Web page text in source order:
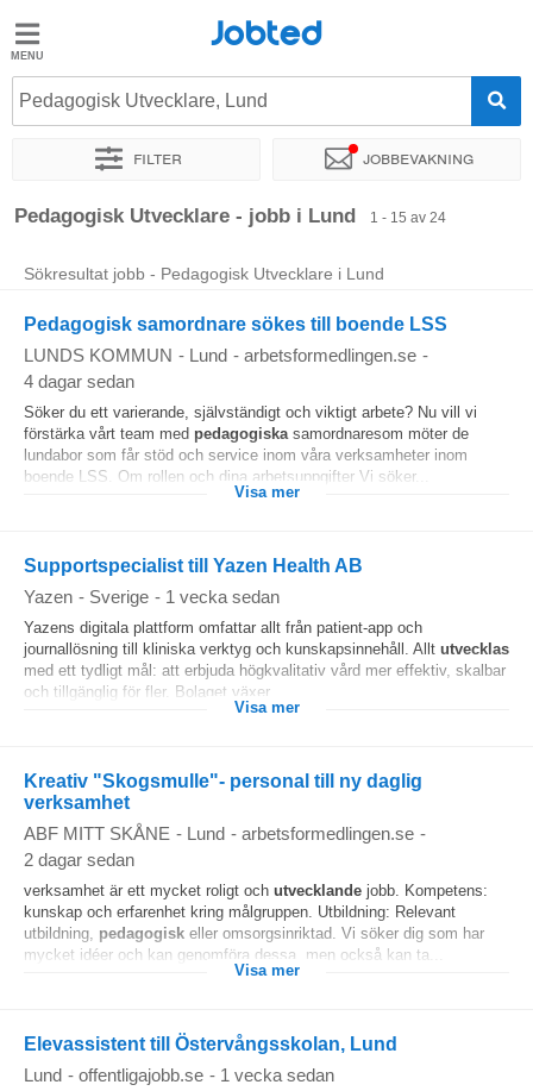
Jobted
Jobb
Jobted
Pedagogisk Utvecklare, Lund
Filter Jobbevakning
Sortera efter Exakt plats Företag Rekryterare
Pedagogisk Utvecklare - jobb i Lund 1 - 15 av 24
Sökresultat jobb - Pedagogisk Utvecklare i Lund
Pedagogisk samordnare sökes till boende LSS
LUNDS KOMMUN - Lund - arbetsformedlingen.se -
4 dagar sedan
Söker du ett varierande, självständigt och viktigt arbete? Nu vill vi
förstärka vårt team med pedagogiskasamordnaresom möter de
lundabor som får stöd och service inom våra verksamheter inom
boende LSS. Om rollen och dina arbetsuppgifter Vi söker...
Visa mer
Supportspecialist till Yazen Health AB
Yazen - Sverige - 1 vecka sedan
Yazens digitala plattform omfattar allt från patient-app och
journallösning till kliniska verktyg och kunskapsinnehåll. Allt utvecklas
med ett tydligt mål: att erbjuda högkvalitativ vård mer effektiv, skalbar
och tillgänglig för fler. Bolaget växer...
Visa mer
Kreativ "Skogsmulle"- personal till ny daglig
verksamhet
ABF MITT SKÅNE - Lund - arbetsformedlingen.se -
2 dagar sedan
verksamhet är ett mycket roligt och utvecklande jobb. Kompetens:
kunskap och erfarenhet kring målgruppen. Utbildning: Relevant
utbildning, pedagogisk eller omsorgsinriktad. Vi söker dig som har
mycket idéer och kan genomföra dessa, men också kan ta...
Visa mer
Elevassistent till Östervångsskolan, Lund
Lund - offentligajobb.se - 1 vecka sedan